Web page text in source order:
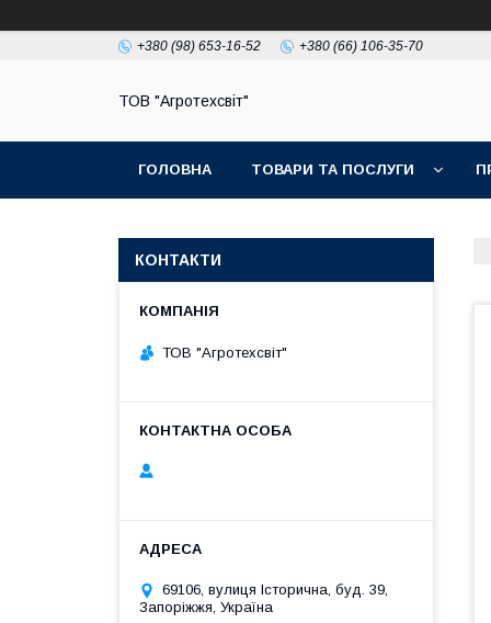
+380 (98) 653-16-52 +380 (66) 106-35-70
ТОВ "Агротехсвіт"
ГОЛОВНА ТОВАРИ ТА ПОСЛУГИ
КОНТАКТИ
ТОВ "Агротехсвіт"
69106, вулиця Історична, буд. 39,
Запоріжжя, Україна